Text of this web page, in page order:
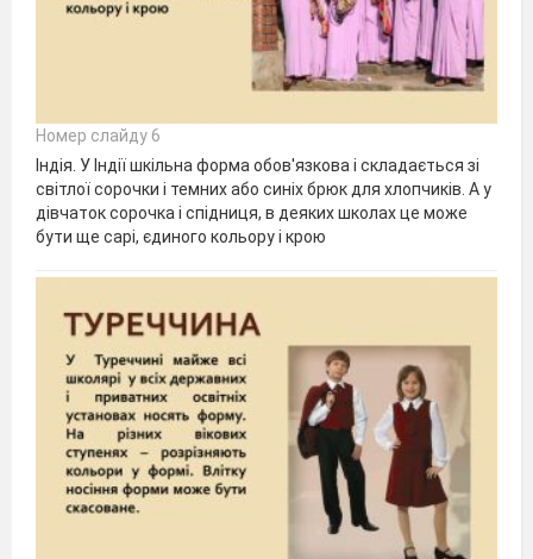
Номер слайду 6
Індія. У Індії шкільна форма обов'язкова і складається зі
світлої сорочки і темних або синіх брюк для хлопчиків. А у
дівчаток сорочка і спідниця, в деяких школах це може
бути ще сарі, єдиного кольору і крою